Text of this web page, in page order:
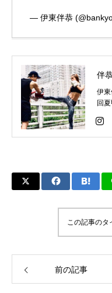
— 伊東伴恭
伴
伊
回
パー
この記事の
前の記事